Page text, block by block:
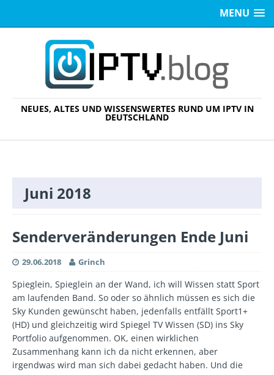
MENU
NEUES, ALTES UND WISSENSWERTES RUND UM IPTV IN
DEUTSCHLAND
Juni 2018
Senderveränderungen Ende Juni
29.06.2018 Grinch
Spieglein, Spieglein an der Wand, ich will Wissen statt Sport
am laufenden Band. So oder so ähnlich müssen es sich die
Sky Kunden gewünscht haben, jedenfalls entfällt Sport1+
(HD) und gleichzeitig wird Spiegel TV Wissen (SD) ins Sky
Portfolio aufgenommen. OK, einen wirklichen
Zusammenhang kann ich da nicht erkennen, aber
irgendwas wird man sich dabei gedacht haben. Und die